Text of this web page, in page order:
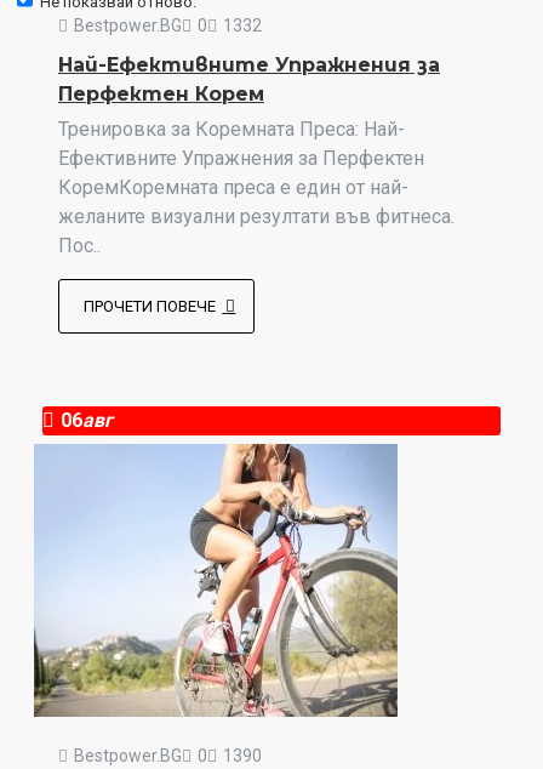
Bestpower.BG 0 1332
Най-Ефективните Упражнения за
Перфектен Корем
Тренировка за Коремната Преса: Най-
Ефективните Упражнения за Перфектен
КоремКоремната преса е един от най-
желаните визуални резултати във фитнеса.
Пос..
ПРОЧЕТИ ПОВЕЧЕ
06авг
Bestpower.BG 0 1390